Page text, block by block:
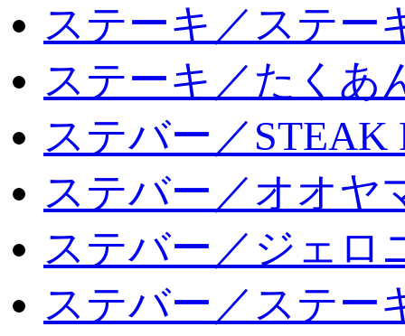
ステーキ／ステー
ステーキ／たくあ
ステバー／STEAK
ステバー／オオヤ
ステバー／ジェロ
ステバー／ステー